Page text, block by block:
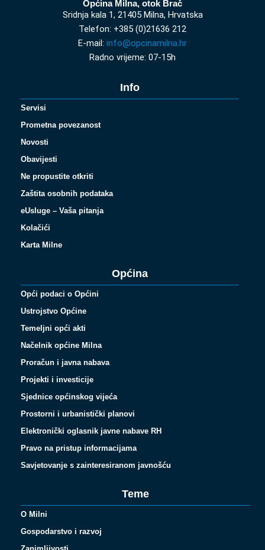
Općina Milna, otok Brač
Sridnja kala 1, 21405 Milna, Hrvatska
Telefon: +385 (0)21636 212
E-mail: info@opcinamilna.hr
Radno vrijeme: 07-15h
Info
Servisi
Prometna povezanost
Novosti
Obavijesti
Ne propustite otkriti
Zaštita osobnih podataka
eUsluge – Vaša pitanja
Kolačići
Karta Milne
Općina
Opći podaci o Općini
Ustrojstvo Općine
Temeljni opći akti
Načelnik općine Milna
Proračun i javna nabava
Projekti i investicije
Sjednice općinskog vijeća
Prostorni i urbanistički planovi
Elektronički oglasnik javne nabave RH
Pravo na pristup informacijama
Savjetovanje s zainteresiranom javnošću
Teme
O Milni
Gospodarstvo i razvoj